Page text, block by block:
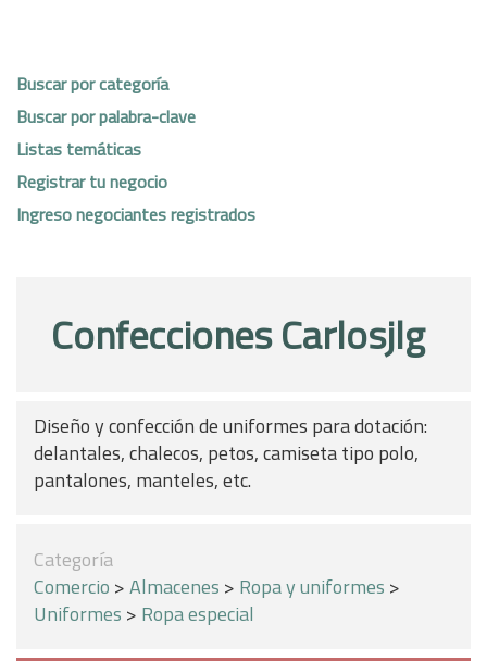
Buscar por categoría
Buscar por palabra-clave
Listas temáticas
Registrar tu negocio
Ingreso negociantes registrados
Confecciones Carlosjlg
Diseño y confección de uniformes para dotación:
delantales, chalecos, petos, camiseta tipo polo,
pantalones, manteles, etc.
Categoría
Comercio >Almacenes > Ropa y uniformes >
Uniformes > Ropa especial